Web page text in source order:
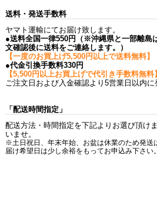
送料・発送手数料
ヤマト運輸にてお届け致します。
●送料全国一律550円（※沖縄県と一部離島
文確認後に送料をご連絡します。）
【一度のお買上げ5,500円以上で送料無料】
●代金引換手数料330円
【5,500円以上お買上げで代引き手数料無料】
ご注文日および入金確認より5営業日以内に
「配送時間指定」
配送方法・時間指定を下記よりお選び頂け
いませ。
※土日祝日、年末年始、お盆は休業のため発送
届け希望日は少し余裕をもってお申込み下さい。